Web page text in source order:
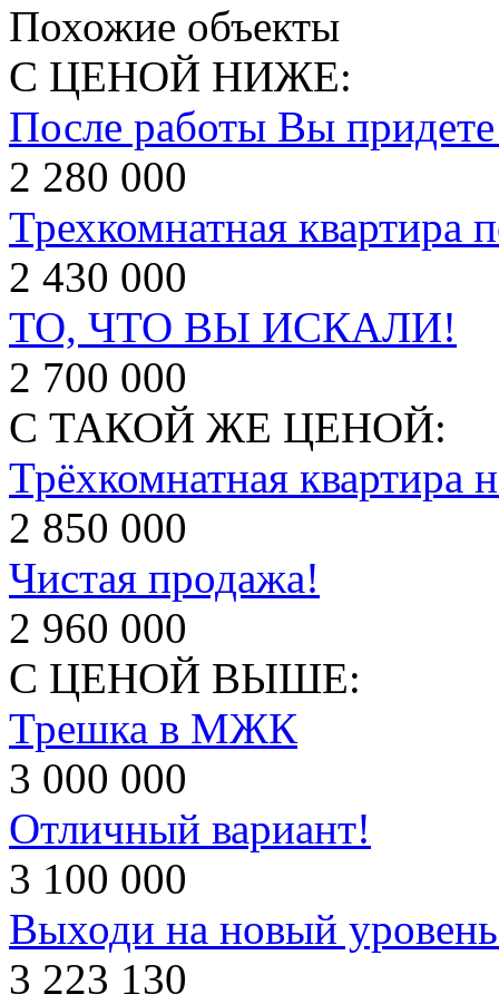
Похожие объекты
С ЦЕНОЙ НИЖЕ:
После работы Вы
2 280 000
Трехкомнатная квартира
2 430 000
ТО, ЧТО ВЫ ИСКАЛИ!
2 700 000
С ТАКОЙ ЖЕ ЦЕНОЙ:
Трёхкомнатная квартира
2 850 000
Чистая продажа!
2 960 000
С ЦЕНОЙ ВЫШЕ:
Трешка в МЖК
3 000 000
Отличный вариант!
3 100 000
Выходи на новый
3 223 130